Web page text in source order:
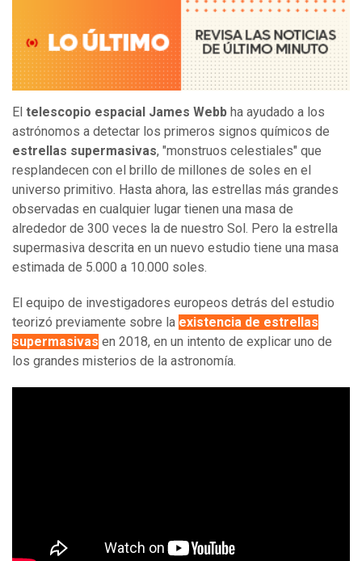
El telescopio espacial James Webb ha ayudado a los
astrónomos a detectar los primeros signos químicos de
estrellas supermasivas, "monstruos celestiales" que
resplandecen con el brillo de millones de soles en el
universo primitivo. Hasta ahora, las estrellas más grandes
observadas en cualquier lugar tienen una masa de
alrededor de 300 veces la de nuestro Sol. Pero la estrella
supermasiva descrita en un nuevo estudio tiene una masa
estimada de 5.000 a 10.000 soles.
El equipo de investigadores europeos detrás del estudio
teorizó previamente sobre la existencia de estrellas
supermasivas en 2018, en un intento de explicar uno de
los grandes misterios de la astronomía.